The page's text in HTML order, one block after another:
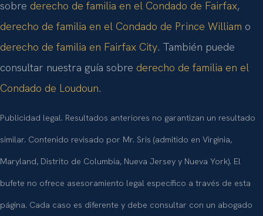
sobre derecho de familia en el Condado de Fairfax,
derecho de familia en el Condado de Prince William o
derecho de familia en Fairfax City. También puede
consultar nuestra guía sobre derecho de familia en el
Condado de Loudoun.
Publicidad legal. Resultados anteriores no garantizan un resultado
similar. Contenido revisado por Mr. Sris (admitido en Virginia,
Maryland, Distrito de Columbia, Nueva Jersey y Nueva York). El
bufete no ofrece asesoramiento legal específico a través de esta
página. Cada caso es diferente y debe consultar con un abogado